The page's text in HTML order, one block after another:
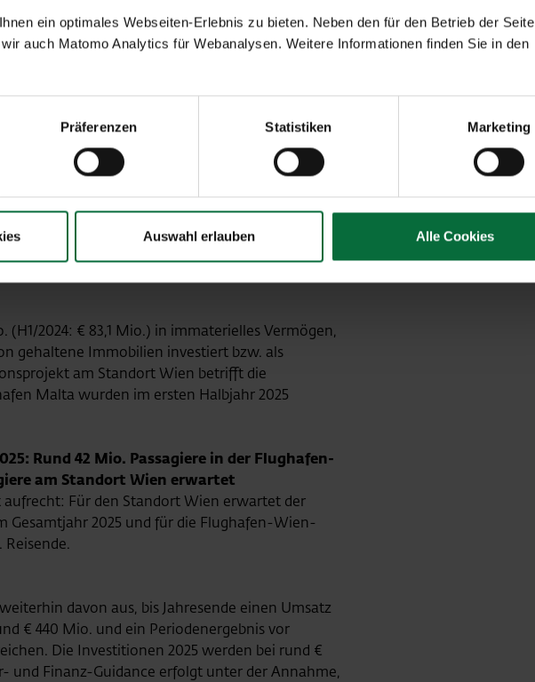
ein optimales Webseiten-Erlebnis zu bieten. Neben den für den Betrieb der Seite
auch Matomo Analytics für Webanalysen. Weitere Informationen finden Sie in den
Präferenzen Statistiken Marketing
Auswahl erlauben Alle Cookies
auf € 157,1 Mio. (H1/2024: € 178,3 Mio.).
Segmenten
H1/2025 im Vergleich zum Vorjahr auf € 245,1
€ 62,5 Mio. Das Segment Handling &
den Umsatzerlösen im Vergleich zum H1/2024
EBIT ist positiv mit € 0,5 Mio. Darin sind auch die
die Abfertigungsdienstleistungen der Vienna
Handling Services (VPHS) enthalten. Im
Umsatz im H1/2025 im Vergleich zum Vorjahr
€ 44,3 Mio. Die Umsätze des Segments Malta
€ 71,9 Mio., das Segment-EBIT belief sich auf €
(H1/2024: € 83,1 Mio.) in immaterielles Vermögen,
gehaltene Immobilien investiert bzw. als
am Standort Wien betrifft die
Malta wurden im ersten Halbjahr 2025
Rund 42 Mio. Passagiere in der Flughafen-
am Standort Wien erwartet
aufrecht: Für den Standort Wien erwartet der
Gesamtjahr 2025 und für die Flughafen-Wien-
davon aus, bis Jahresende einen Umsatz
€ 440 Mio. und ein Periodenergebnis vor
Die Investitionen 2025 werden bei rund €
und Finanz-Guidance erfolgt unter der Annahme,